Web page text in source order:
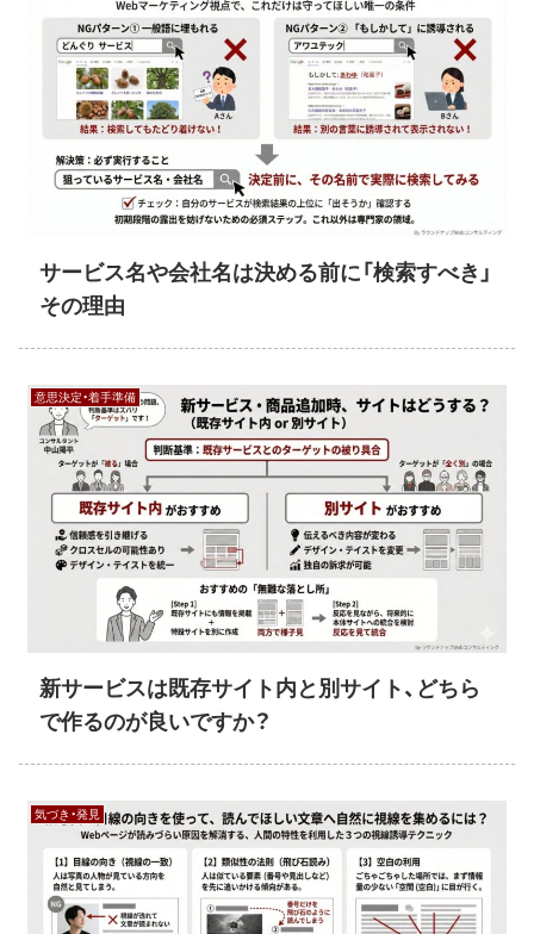
サービス名や会社名は決める前に「検索すべき」
その理由
意思決定・着手準備
新サービスは既存サイト内と別サイト、どちら
で作るのが良いですか？
気づき・発見